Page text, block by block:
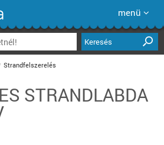
menü
Keresés
Strandfelszerelés
STRANDLABDA